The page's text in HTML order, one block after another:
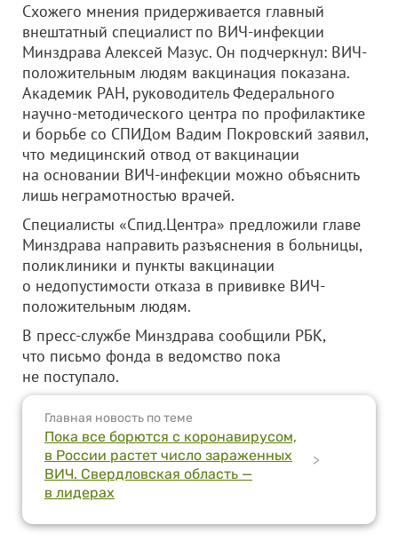
Схожего мнения придерживается главный
внештатный специалист по ВИЧ-инфекции
Минздрава Алексей Мазус. Он подчеркнул: ВИЧ-
положительным людям вакцинация показана.
Академик РАН, руководитель Федерального
научно-методического центра по профилактике
и борьбе со СПИДом Вадим Покровский заявил,
что медицинский отвод от вакцинации
на основании ВИЧ-инфекции можно объяснить
лишь неграмотностью врачей.
Специалисты «Спид.Центра» предложили главе
Минздрава направить разъяснения в больницы,
поликлиники и пункты вакцинации
о недопустимости отказа в прививке ВИЧ-
положительным людям.
В пресс-службе Минздрава сообщили РБК,
что письмо фонда в ведомство пока
не поступало.
Главная новость по теме
Пока все борются с коронавирусом,
в России растет число зараженных
ВИЧ. Свердловская область —
в лидерах
>